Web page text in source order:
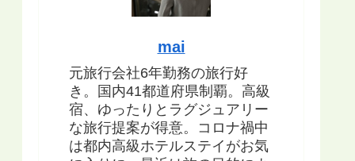
mai
元旅行会社6年勤務の旅行好
き。国内41都道府県制覇。高級
宿、ゆったりとラグジュアリー
な旅行提案が得意。コロナ禍中
は都内高級ホテルステイがお気